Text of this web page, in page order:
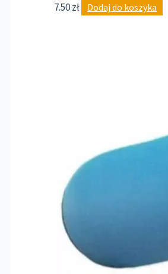
7.50zł Dodaj do koszyka